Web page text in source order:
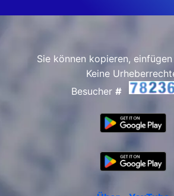
Sie können kopieren,
Keine
Besucher #